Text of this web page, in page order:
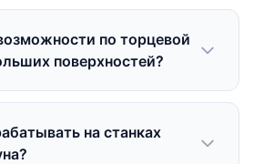
по торцевой
поверхностей?
на станках